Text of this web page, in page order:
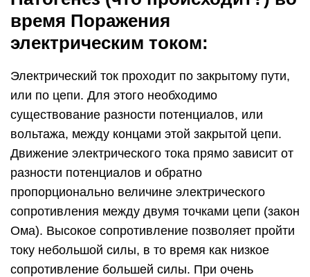
время Поражения
электрическим током:
Электрический ток проходит по закрытому пути,
или по цепи. Для этого необходимо
существование разности потенциалов, или
вольтажа, между концами этой закрытой цепи.
Движение электрического тока прямо зависит от
разности потенциалов и обратно
пропорционально величине электрического
сопротивления между двумя точками цепи (закон
Ома). Высокое сопротивление позволяет пройти
току небольшой силы, в то время как низкое
сопротивление большей силы. При очень